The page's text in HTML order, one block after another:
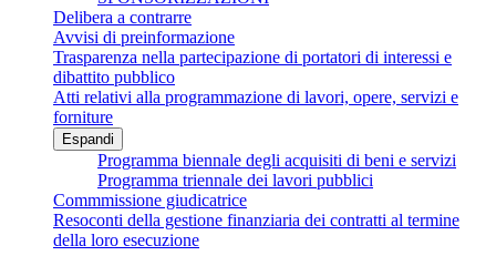
Delibera a contrarre
Avvisi di preinformazione
Trasparenza nella partecipazione di portatori di interessi e
dibattito pubblico
Atti relativi alla programmazione di lavori, opere, servizi e
forniture
Espandi
Programma biennale degli acquisiti di beni e servizi
Programma triennale dei lavori pubblici
Commmissione giudicatrice
Resoconti della gestione finanziaria dei contratti al termine
della loro esecuzione